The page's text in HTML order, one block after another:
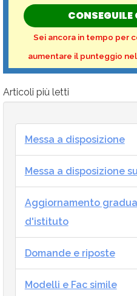
CONSEGUILE
Sei ancora in tempo per
aumentare il punteggio
Articoli più letti
Messa a disposizione
Messa a disposizione
Aggiornamento
d'istituto
Domande e riposte
Modelli e Fac simile